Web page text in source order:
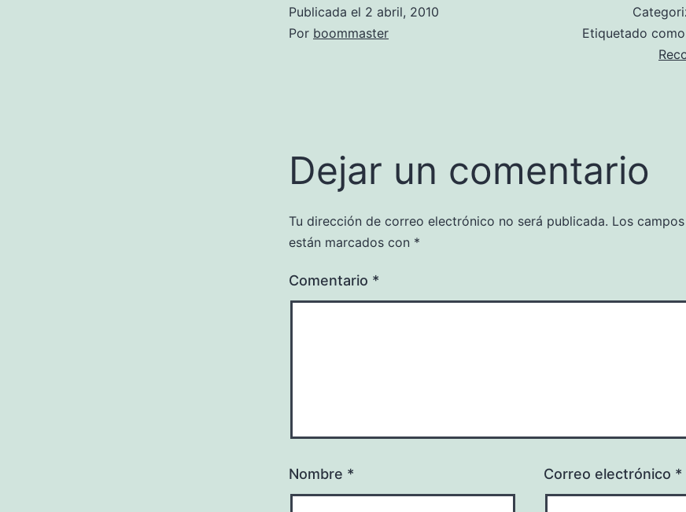
Publicada el 2 abril, 2010
Por boommaster
Etiquetado como
Dejar un comentario
Tu dirección de correo electrónico no será publicada. Los
están marcados con *
Comentario *
Nombre * Correo electrónico *